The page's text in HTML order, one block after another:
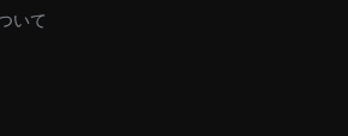
いて